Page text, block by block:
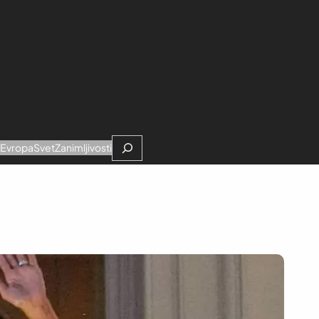
EvropaSvetZanimljivostiSearch